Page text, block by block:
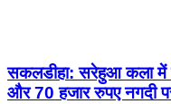
सकलडीहा: सरेहुआ कला में
और 70 हजार रुपए नगदी